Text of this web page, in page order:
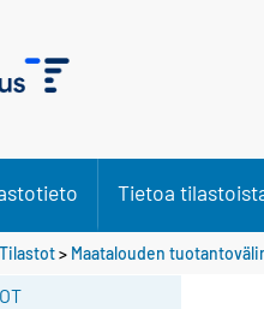
Tietoa
Tilastot> Maatalouden